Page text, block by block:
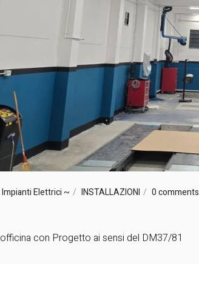
Impianti Elettrici ~ INSTALLAZIONI 0 comments
con Progetto ai sensi del DM37/81